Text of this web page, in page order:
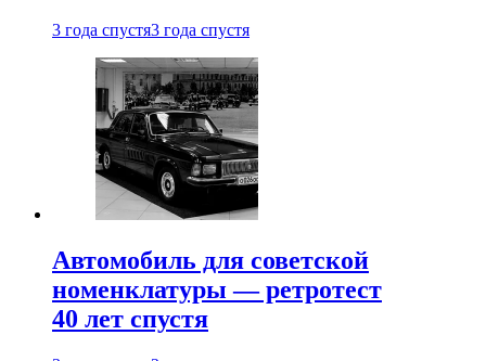
3 года спустя3 года спустя
Автомобиль для советской
номенклатуры — ретротест
40 лет спустя